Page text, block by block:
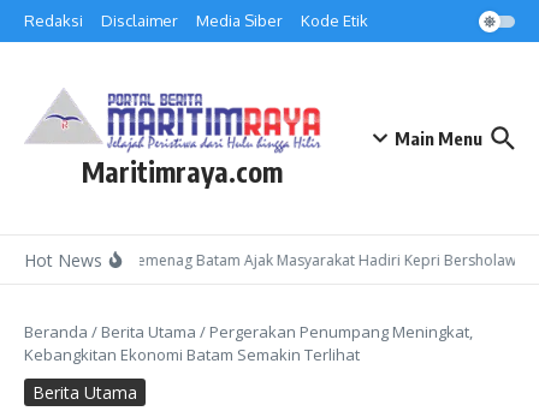
Lewati ke konten
Redaksi Disclaimer Media Siber Kode Etik
Maritimraya.com
Main Menu
Hot NewsKepala Kemenag Batam Ajak Masyarakat Hadiri Kepri Bersholawat 3
Beranda / Berita Utama / Pergerakan Penumpang Meningkat,
Kebangkitan Ekonomi Batam Semakin Terlihat
Berita Utama